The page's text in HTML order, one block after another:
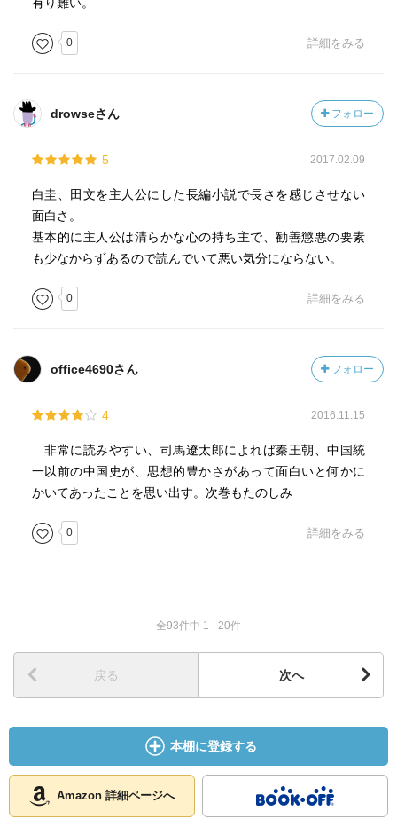
0 詳細をみる
drowseさん フォロー
5 2017.02.09
白圭、田文を主人公にした長編小説で長さを感じさせない
面白さ。
基本的に主人公は清らかな心の持ち主で、勧善懲悪の要素
も少なからずあるので読んでいて悪い気分にならない。
0 詳細をみる
office4690さん フォロー
4 2016.11.15
非常に読みやすい、司馬遼太郎によれば秦王朝、中国統
一以前の中国史が、思想的豊かさがあって面白いと何かに
かいてあったことを思い出す。次巻もたのしみ
0 詳細をみる
全93件中 1 - 20件
戻る 次へ
本棚に登録する
Amazon 詳細ページへ